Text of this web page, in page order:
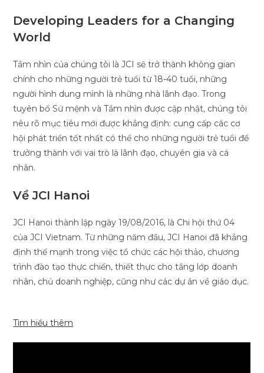
Developing Leaders for a Changing
World
Tầm nhìn của chúng tôi là JCI sẽ trở thành không gian
chính cho những người trẻ tuổi từ 18-40 tuổi, những
người hình dung mình là những nhà lãnh đạo. Trong
tuyên bố Sứ mệnh và Tầm nhìn được cập nhật, chúng tôi
nêu rõ mục tiêu mới được khẳng định: cung cấp các cơ
hội phát triển tốt nhất có thể cho những người trẻ tuổi để
trưởng thành với vai trò là lãnh đạo, chuyên gia và cá
nhân.
Về JCI Hanoi
JCI Hanoi thành lập ngày 19/08/2016, là Chi hội thứ 04
của JCI Vietnam. Từ những năm đầu, JCI Hanoi đã khẳng
định thế mạnh trong việc tổ chức các hội thảo, chương
trình đào tạo thực chiến, thiết thực cho tầng lớp doanh
nhân, chủ doanh nghiệp, cũng như các dự án về giáo dục.
Tìm hiểu thêm